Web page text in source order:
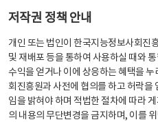
저작권 정책 안내
개인 또는 법인이 한국지능정보사회진
및 재배포 등을 통하여 사용하실 때와
수익을 얻거나 이에 상응하는 혜택을
회진흥원과 사전에 협의를 하고 허락
임을 밝혀야 하며 적법한 절차에 따라
의 내용의 무단변경을 금지하며, 이를